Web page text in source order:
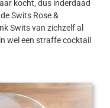
kocht, dus inderdaad
Swits Rose &
Swits van zichzelf al
wel een straffe cocktail